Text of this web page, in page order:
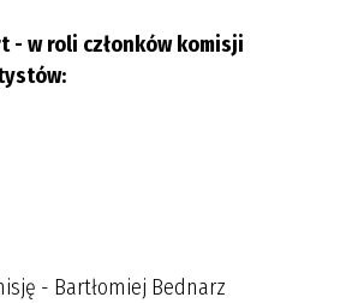
- w roli członków komisji
- Bartłomiej Bednarz